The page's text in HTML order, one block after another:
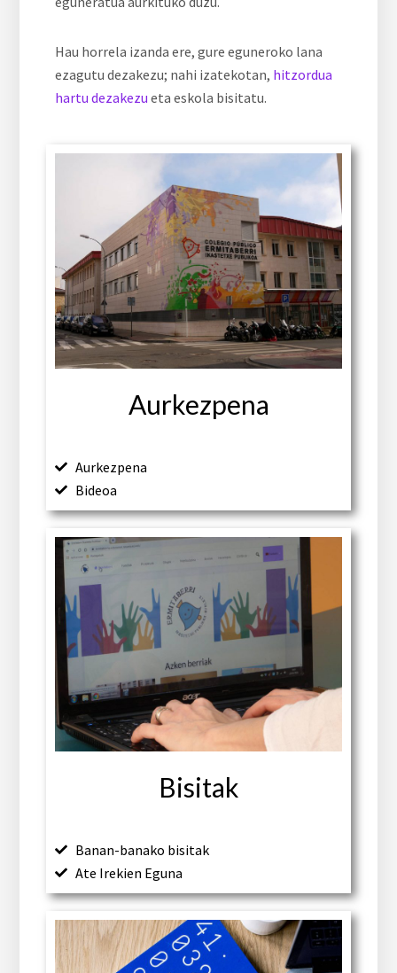
Hau horrela izanda ere, gure eguneroko lana
ezagutu dezakezu; nahi izatekotan, hitzordua
hartu dezakezu eta eskola bisitatu.
Aurkezpena
Aurkezpena
Bideoa
Bisitak
Banan-banako bisitak
Ate Irekien Eguna